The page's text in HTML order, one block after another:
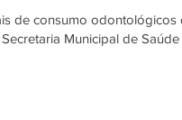
de consumo odontológicos
Municipal de